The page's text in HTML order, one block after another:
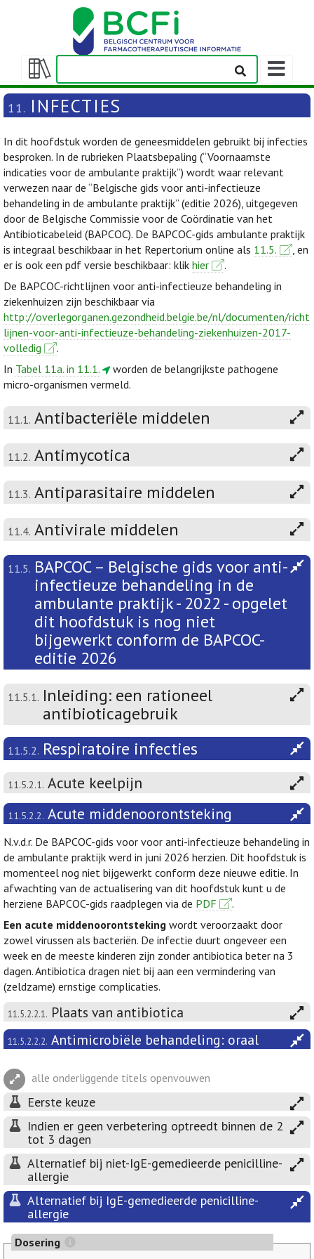
Weergeven/verbergen
inhoudstafel
11. INFECTIES
In dit hoofdstuk worden de geneesmiddelen gebruikt bij infecties
besproken. In de rubrieken Plaatsbepaling (“Voornaamste
indicaties voor de ambulante praktijk”) wordt waar relevant
verwezen naar de “Belgische gids voor anti-infectieuze
behandeling in de ambulante praktijk” (editie 2026), uitgegeven
door de Belgische Commissie voor de Coördinatie van het
Antibioticabeleid (BAPCOC). De BAPCOC-gids ambulante praktijk
is integraal beschikbaar in het Repertorium online als 11.5.
, en
er is ook een pdf versie beschikbaar: klik hier
.
De BAPCOC-richtlijnen voor anti-infectieuze behandeling in
ziekenhuizen zijn beschikbaar via
http://overlegorganen.gezondheid.belgie.be/nl/documenten/richt
lijnen-voor-anti-infectieuze-behandeling-ziekenhuizen-2017-
volledig
.
In Tabel 11a. in 11.1.
worden de belangrijkste pathogene
micro-organismen vermeld.
11.1. Antibacteriële middelen
11.2. Antimycotica
11.3. Antiparasitaire middelen
11.4. Antivirale middelen
11.5. BAPCOC – Belgische gids voor anti-
infectieuze behandeling in de
ambulante praktijk - 2022 - opgelet
dit hoofdstuk is nog niet
bijgewerkt conform de BAPCOC-
editie 2026
11.5.1. Inleiding: een rationeel
antibioticagebruik
11.5.2. Respiratoire infecties
11.5.2.1. Acute keelpijn
11.5.2.2. Acute middenoorontsteking
N.v.d.r. De BAPCOC-gids voor voor anti-infectieuze behandeling in
de ambulante praktijk werd in juni 2026 herzien. Dit hoofdstuk is
momenteel nog niet bijgewerkt conform deze nieuwe editie. In
afwachting van de actualisering van dit hoofdstuk kunt u de
herziene BAPCOC-gids raadplegen via de PDF
.
Een acute middenoorontsteking wordt veroorzaakt door
zowel virussen als bacteriën. De infectie duurt ongeveer een
week en de meeste kinderen zijn zonder antibiotica beter na 3
dagen. Antibiotica dragen niet bij aan een vermindering van
(zeldzame) ernstige complicaties.
11.5.2.2.1. Plaats van antibiotica
11.5.2.2.2. Antimicrobiële behandeling: oraal
alle onderliggende titels openvouwen
Eerste keuze
Indien er geen verbetering optreedt binnen de 2
tot 3 dagen
Alternatief bij niet-IgE-gemedieerde penicilline-
allergie
Alternatief bij IgE-gemedieerde penicilline-
allergie
Dosering